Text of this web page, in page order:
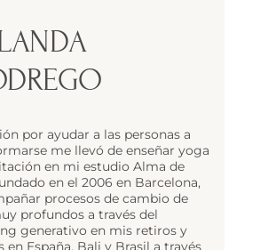
por ayudar a las personas a
me llevó de enseñar yoga
en mi estudio Alma de
en el 2006 en Barcelona,
procesos de cambio de
profundos a través del
generativo en mis retiros y
en España, Bali y Brasil a través